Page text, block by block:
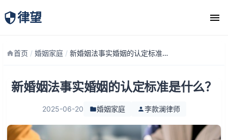
律望
律师团队
首页 / 婚姻家庭 / 新婚姻法事实婚姻的认定标准是什么？
新婚姻法事实婚姻的认定标准是什么？
2025-06-20 婚姻家庭 李款澜律师